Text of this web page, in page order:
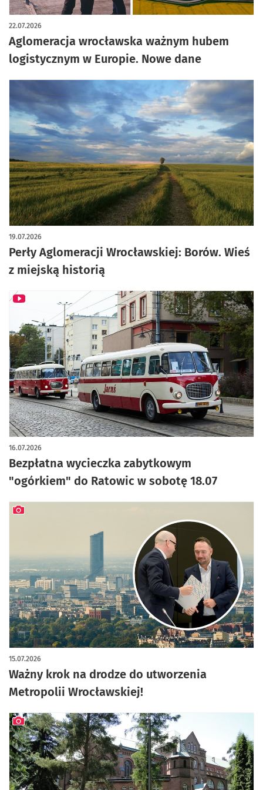
Aglomeracja wrocławska ważnym hubem
logistycznym w Europie. Nowe dane
22.07.2026
Perły Aglomeracji Wrocławskiej: Borów. Wieś
z miejską historią
19.07.2026
Bezpłatna wycieczka zabytkowym
"ogórkiem" do Ratowic w sobotę 18.07
16.07.2026
Ważny krok na drodze do utworzenia
Metropolii Wrocławskiej!
15.07.2026
artykuł z galerią zdjęć